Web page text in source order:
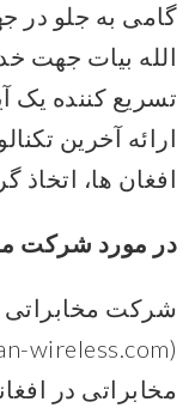
گامی به جلو در
الله بیات جهت
تسریع کننده یک
ارائه آخرین
افغان ها، اتخاذ
در مورد شرکت
مخابراتی در